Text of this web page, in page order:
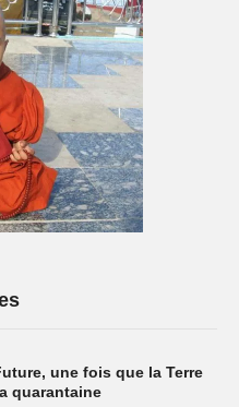
une fois que la Terre
quarantaine